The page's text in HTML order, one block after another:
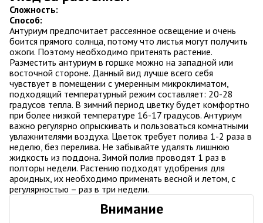
Сложность:
Способ:
Антуриум предпочитает рассеянное освещение и очень
боится прямого солнца, потому что листья могут получить
ожоги. Поэтому необходимо притенять растение.
Разместить антуриум в горшке можно на западной или
восточной стороне. Данный вид лучше всего себя
чувствует в помещении с умеренным микроклиматом,
подходящий температурный режим составляет: 20-28
градусов тепла. В зимний период цветку будет комфортно
при более низкой температуре 16-17 градусов. Антуриум
важно регулярно опрыскивать и пользоваться комнатными
увлажнителями воздуха. Цветок требует полива 1-2 раза в
неделю, без перелива. Не забывайте удалять лишнюю
жидкость из поддона. Зимой полив проводят 1 раз в
полторы недели. Растению подходят удобрения для
ароидных, их необходимо применять весной и летом, с
регулярностью – раз в три недели.
Внимание